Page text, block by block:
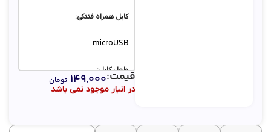
کابل همراه فندکی:
microUSB
طول کابل:
100 سانتی متر
تعداد درگاه خروجی:
در انبار موجود نمی باشد
قیمت:۱۴۹,۰۰۰ تومان